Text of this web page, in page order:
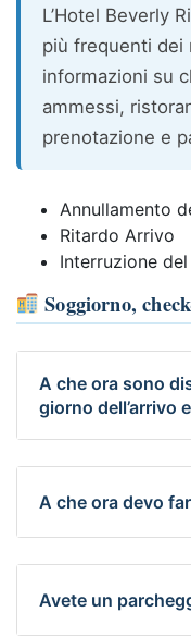
L’Hotel Beverly
più frequenti dei
informazioni su
ammessi,
prenotazione e
Annullamento
Ritardo Arrivo
Interruzione
Soggiorno,
A che ora sono
giorno dell’arrivo
A che ora devo
Avete un